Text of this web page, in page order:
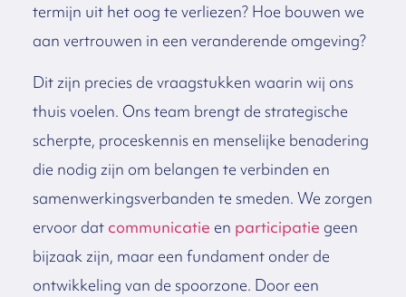
termijn uit het oog te verliezen? Hoe bouwen we
aan vertrouwen in een veranderende omgeving?
Dit zijn precies de vraagstukken waarin wij ons
thuis voelen. Ons team brengt de strategische
scherpte, proceskennis en menselijke benadering
die nodig zijn om belangen te verbinden en
samenwerkingsverbanden te smeden. We zorgen
ervoor dat communicatie en participatie geen
bijzaak zijn, maar een fundament onder de
ontwikkeling van de spoorzone. Door een